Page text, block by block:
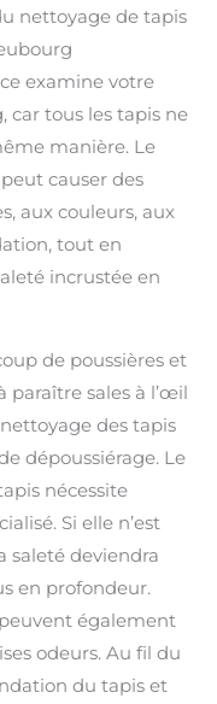
nettoyage de tapis
examine votre
car tous les tapis ne
manière. Le
causer des
aux couleurs, aux
tout en
incrustée en
de poussières et
paraître sales à l’œil
des tapis
dépoussiérage. Le
nécessite
Si elle n’est
saleté deviendra
en profondeur.
également
odeurs. Au fil du
du tapis et